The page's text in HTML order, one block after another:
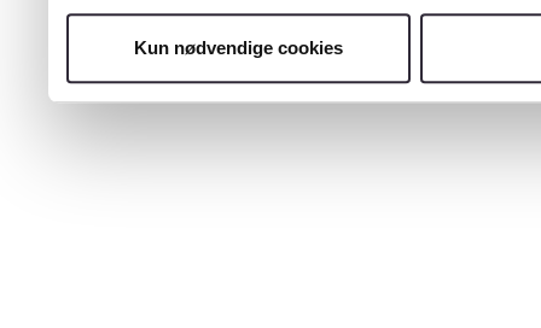
Kun nødvendige cookies